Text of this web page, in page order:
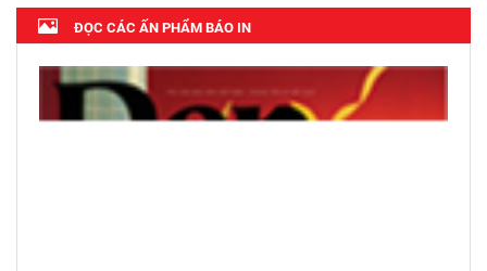
ĐỌC CÁC ẤN PHẨM BÁO IN